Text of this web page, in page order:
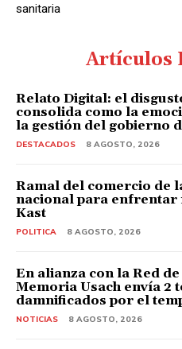
sanitaria
Artículos
Relato Digital: el
consolida como la
la gestión del gobierno
DESTACADOS 8 AGOSTO, 2026
Ramal del comercio de
nacional para
Kast
POLITICA 8 AGOSTO, 2026
En alianza con la Red
Memoria Usach envía 2
damnificados por el
NOTICIAS 8 AGOSTO, 2026